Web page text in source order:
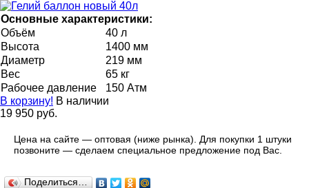
Основные характеристики:
Объём
40 л
Высота
1400 мм
Диаметр
219 мм
Вес
65 кг
Рабочее давление
150 Атм
В корзину! В наличии
19 950 руб.
Цена на сайте — оптовая (ниже рынка). Для покупки 1 штуки
позвоните — сделаем специальное предложение под Вас.
Поделиться…